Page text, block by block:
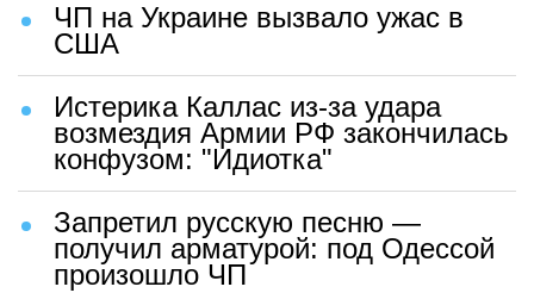
ЧП на Украине вызвало ужас в
США
Истерика Каллас из-за удара
возмездия Армии РФ закончилась
конфузом: "Идиотка"
Запретил русскую песню —
получил арматурой: под Одессой
произошло ЧП